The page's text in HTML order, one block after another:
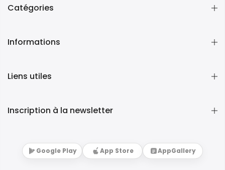
Catégories
Informations
Liens utiles
Inscription à la newsletter
Google Play App Store AppGallery